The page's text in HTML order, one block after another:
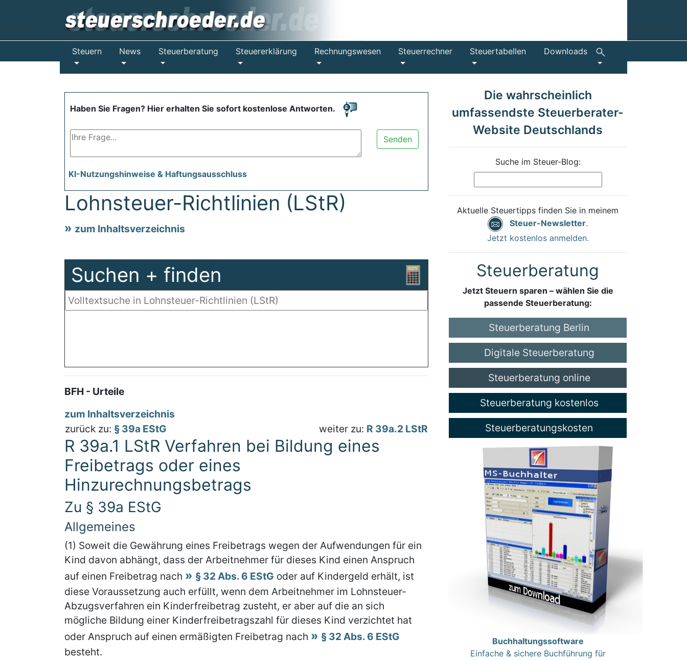
Steuern News Steuerberatung Steuererklärung Rechnungswesen Steuerrechner Steuertabellen Downloads
Haben Sie Fragen? Hier erhalten Sie sofort kostenlose Antworten.
Senden
KI-Nutzungshinweise & Haftungsausschluss
Lohnsteuer-Richtlinien (LStR)
zum Inhaltsverzeichnis
Suchen + finden
BFH - Urteile
zum Inhaltsverzeichnis
zurück zu: § 39a EStG weiter zu: R 39a.2 LStR
R 39a.1 LStR Verfahren bei Bildung eines
Freibetrags oder eines
Hinzurechnungsbetrags
Zu § 39a EStG
Allgemeines
(1) Soweit die Gewährung eines Freibetrags wegen der Aufwendungen für ein
Kind davon abhängt, dass der Arbeitnehmer für dieses Kind einen Anspruch
auf einen Freibetrag nach
§ 32 Abs. 6 EStG oder auf Kindergeld erhält, ist
diese Voraussetzung auch erfüllt, wenn dem Arbeitnehmer im Lohnsteuer-
Abzugsverfahren ein Kinderfreibetrag zusteht, er aber auf die an sich
mögliche Bildung einer Kinderfreibetragszahl für dieses Kind verzichtet hat
oder Anspruch auf einen ermäßigten Freibetrag nach
§ 32 Abs. 6 EStG
besteht.
Die wahrscheinlich
umfassendste Steuerberater-
Website Deutschlands
Suche im Steuer-Blog:
Aktuelle Steuertipps finden Sie in meinem
Steuer-Newsletter.
Jetzt kostenlos anmelden.
Steuerberatung
Jetzt Steuern sparen – wählen Sie die
passende Steuerberatung:
Steuerberatung Berlin
Digitale Steuerberatung
Steuerberatung online
Steuerberatung kostenlos
Steuerberatungskosten
Buchhaltungssoftware
Einfache & sichere Buchführung für